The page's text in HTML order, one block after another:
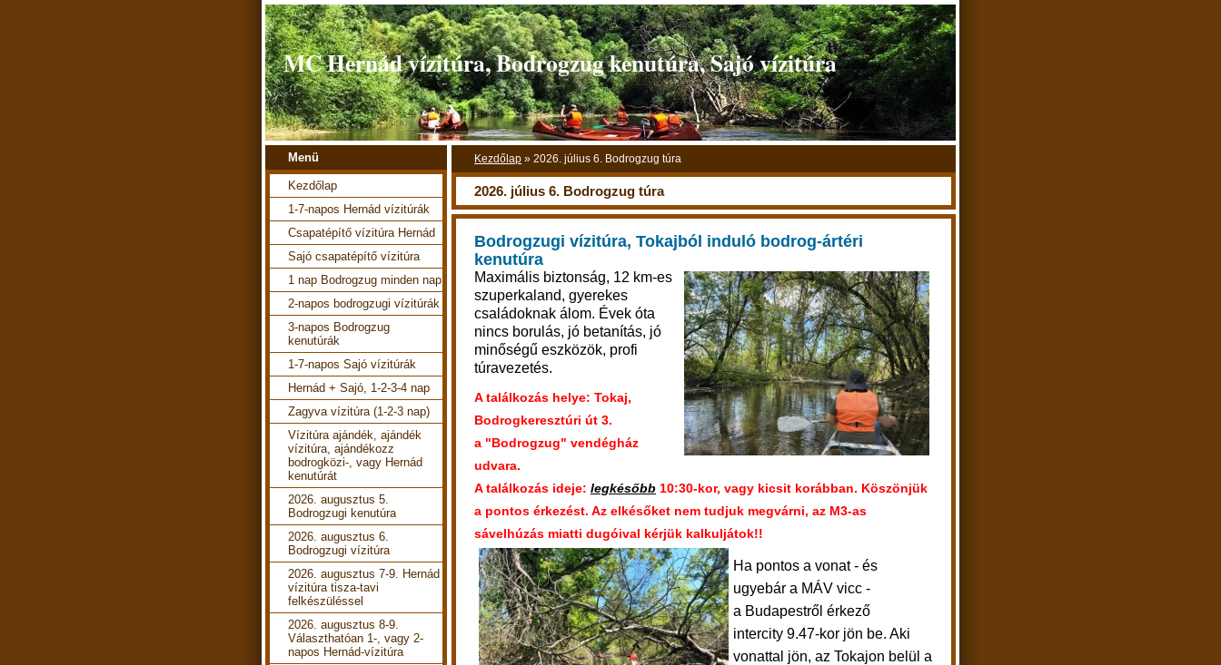
MC Hernád vízitúra, Bodrogzug kenutúra, Sajó vízitúra
Kezdőlap » 2026. július 6. Bodrogzug túra
2026. július 6. Bodrogzug túra
Bodrogzugi vízitúra, Tokajból induló bodrog-ártéri
kenutúra
Maximális biztonság, 12 km-es
szuperkaland, gyerekes
családoknak álom. Évek óta
nincs borulás, jó betanítás, jó
minőségű eszközök, profi
túravezetés.
A találkozás helye: Tokaj,
Bodrogkeresztúri út 3.
a "Bodrogzug" vendégház
udvara.
A találkozás ideje: legkésőbb 10:30-kor, vagy kicsit korábban. Köszönjük
a pontos érkezést. Az elkésőket nem tudjuk megvárni, az M3-as
sávelhúzás miatti dugóival kérjük kalkuljátok!!
Ha pontos a vonat - és
ugyebár a MÁV vicc -
a Budapestről érkező
intercity 9.47-kor jön be. Aki
vonattal jön, az Tokajon belül a
Menü
Kezdőlap
1-7-napos Hernád vízitúrák
Csapatépítő vízitúra Hernád
Sajó csapatépítő vízitúra
1 nap Bodrogzug minden nap
2-napos bodrogzugi vízitúrák
3-napos Bodrogzug
kenutúrák
1-7-napos Sajó vízitúrák
Hernád + Sajó, 1-2-3-4 nap
Zagyva vízitúra (1-2-3 nap)
Vízitúra ajándék, ajándék
vízitúra, ajándékozz
bodrogközi-, vagy Hernád
kenutúrát
2026. augusztus 5.
Bodrogzugi kenutúra
2026. augusztus 6.
Bodrogzugi vízitúra
2026. augusztus 7-9. Hernád
vízitúra tisza-tavi
felkészüléssel
2026. augusztus 8-9.
Választhatóan 1-, vagy 2-
napos Hernád-vízitúra